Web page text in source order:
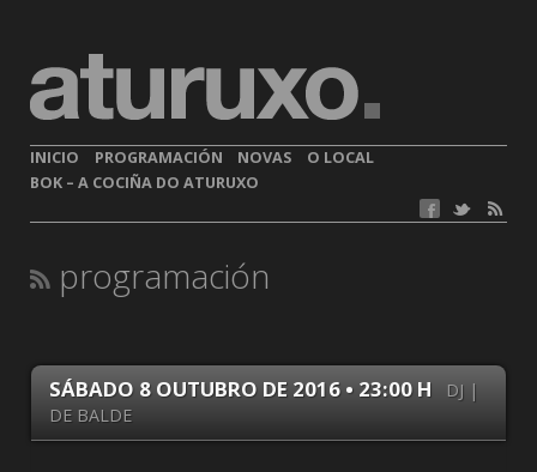
INICIO PROGRAMACIÓN NOVAS
O LOCAL
BOK – A COCIÑA DO ATURUXO
programación
SÁBADO 8 OUTUBRO DE 2016 • 23:00 H
DJ |
DE BALDE